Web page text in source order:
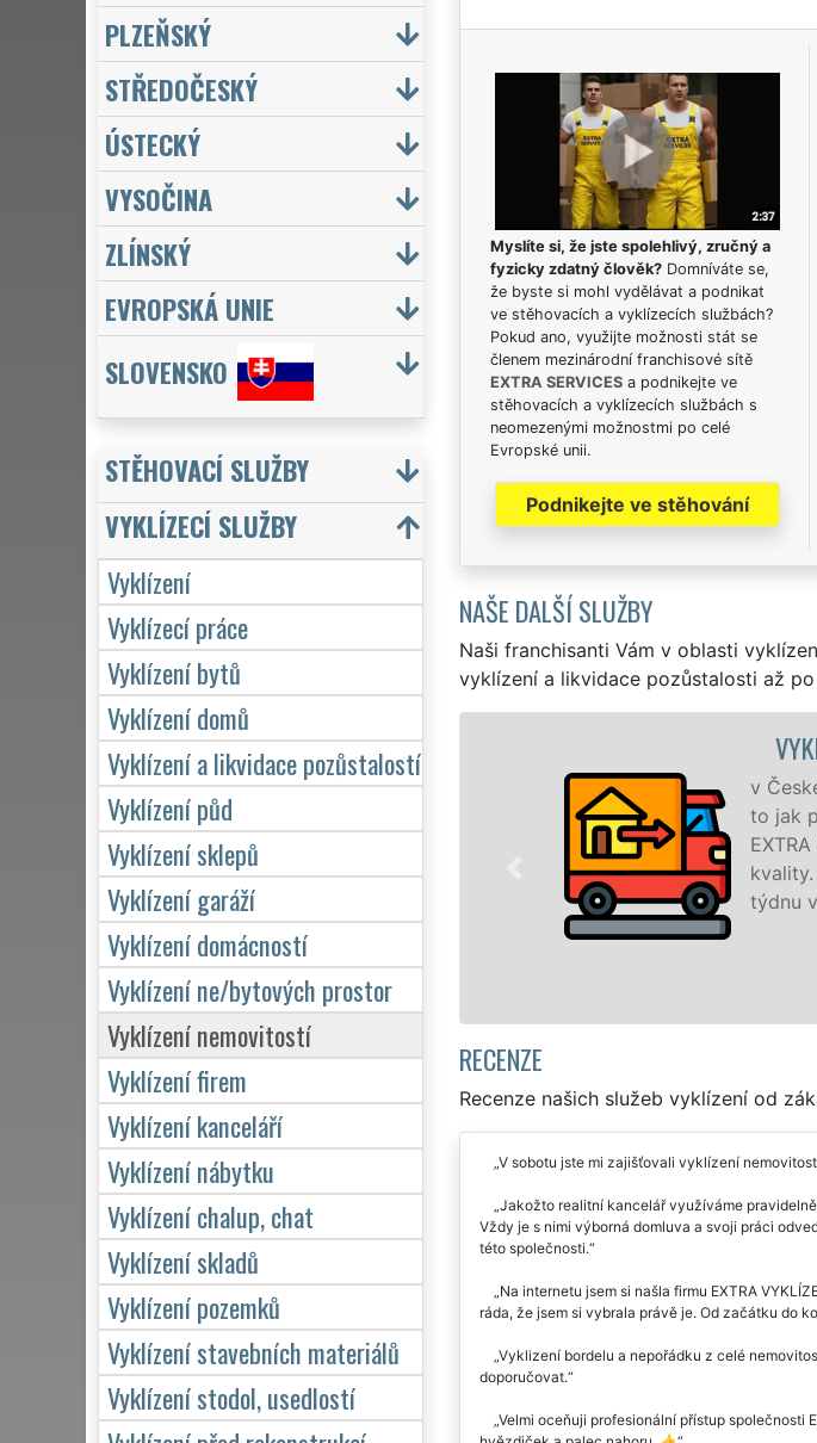
Myslíte si, že jste spolehlivý, zručný a
fyzicky zdatný člověk?Domníváte se,
že byste si mohl vydělávat a podnikat
ve stěhovacích a vyklízecích službách?
Pokud ano, využijte možnosti stát se
členem mezinárodní franchisové sítě
EXTRA SERVICESa podnikejte ve
stěhovacích a vyklízecích službách s
neomezenými možnostmi po celé
Evropské unii.
Podnikejte ve stěhování
NAŠE DALŠÍ SLUŽBY
Naši franchisanti Vám v oblasti
vyklízení a likvidace pozůstalosti až
VYKLÍZENÍ A VYKLÍZECÍ PRÁCE ČESKÁ LÍPA
v České Lípě a celém okrese Česká Lípa zajišťujeme
to jak pro jednotlivce, tak pro obchodní společnosti. Pod
EXTRA VYKLÍZENÍ zajišťujeme profesionální a kvalitní
kvality. Naše služby poskytujeme NON-STOP 24 hodin
týdnu včetně víkendů a svátků bez příplatků.
Mám zájem o vyklízení v České Lípě
RECENZE
Recenze našich služeb vyklízení od
V sobotu jste mi zajišťovali vyklízení
Jakožto realitní kancelář využíváme
Vždy je s nimi výborná domluva a svoji práci
této společnosti.
Na internetu jsem si našla firmu EXTRA
ráda, že jsem si vybrala právě je. Od začátku do
Vyklizení bordelu a nepořádku z celé
doporučovat.
Velmi oceňuji profesionální přístup společnosti
PLZEŇSKÝ
STŘEDOČESKÝ
ÚSTECKÝ
VYSOČINA
ZLÍNSKÝ
EVROPSKÁ UNIE
SLOVENSKO
STĚHOVACÍ SLUŽBY
VYKLÍZECÍ SLUŽBY
Vyklízení
Vyklízecí práce
Vyklízení bytů
Vyklízení domů
Vyklízení a likvidace pozůstalostí
Vyklízení půd
Vyklízení sklepů
Vyklízení garáží
Vyklízení domácností
Vyklízení ne/bytových prostor
Vyklízení nemovitostí
Vyklízení firem
Vyklízení kanceláří
Vyklízení nábytku
Vyklízení chalup, chat
Vyklízení skladů
Vyklízení pozemků
Vyklízení stavebních materiálů
Vyklízení stodol, usedlostí